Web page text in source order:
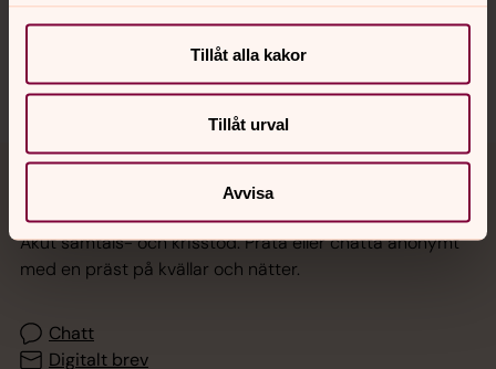
Tillåt alla kakor
Tillåt urval
Avvisa
Sociala kanaler
Jourhavande präst
Akut samtals- och krisstöd. Prata eller chatta anonymt
med en präst på kvällar och nätter.
Chatt
Digitalt brev